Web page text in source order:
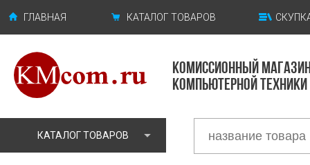
ГЛАВНАЯ КАТАЛОГ ТОВАРОВ
КОМИССИОННЫЙ
КОМПЬЮТЕРНОЙ ТЕХНИКИ
КАТАЛОГ ТОВАРОВ